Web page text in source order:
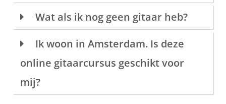
Wat als ik nog geen gitaar heb?
Ik woon in Amsterdam. Is deze
online gitaarcursus geschikt voor
mij?